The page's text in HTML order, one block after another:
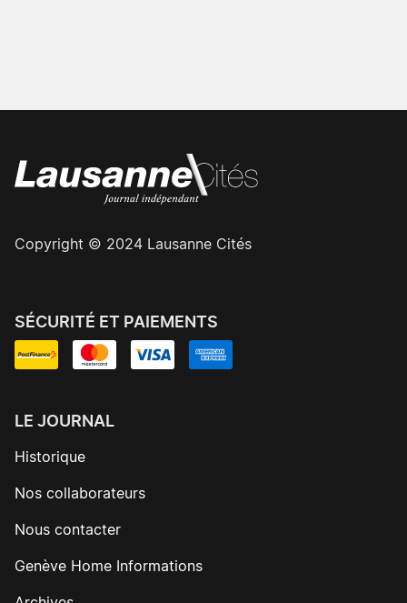
Copyright © 2024 Lausanne Cités
SÉCURITÉ ET PAIEMENTS
LE JOURNAL
Historique
Nos collaborateurs
Nous contacter
Genève Home Informations